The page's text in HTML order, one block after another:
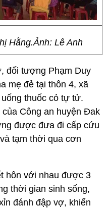
Hằng.Ảnh: Lê Anh
đối tượng Phạm Duy
mẹ đẻ tại thôn 4, xã
thuốc cỏ tự tử.
Công an huyện Đak
được đưa đi cấp cứu
tạm thời qua cơn
hôn với nhau được 3
thời gian sinh sống,
đánh đập vợ, khiến